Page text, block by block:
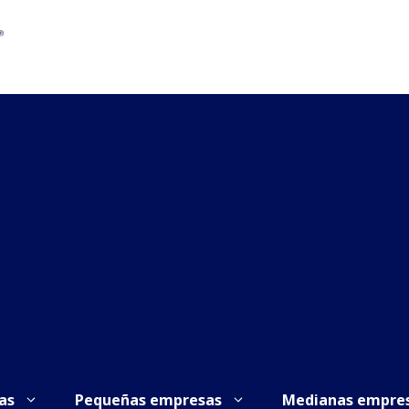
Pequeñas empresas Medianas